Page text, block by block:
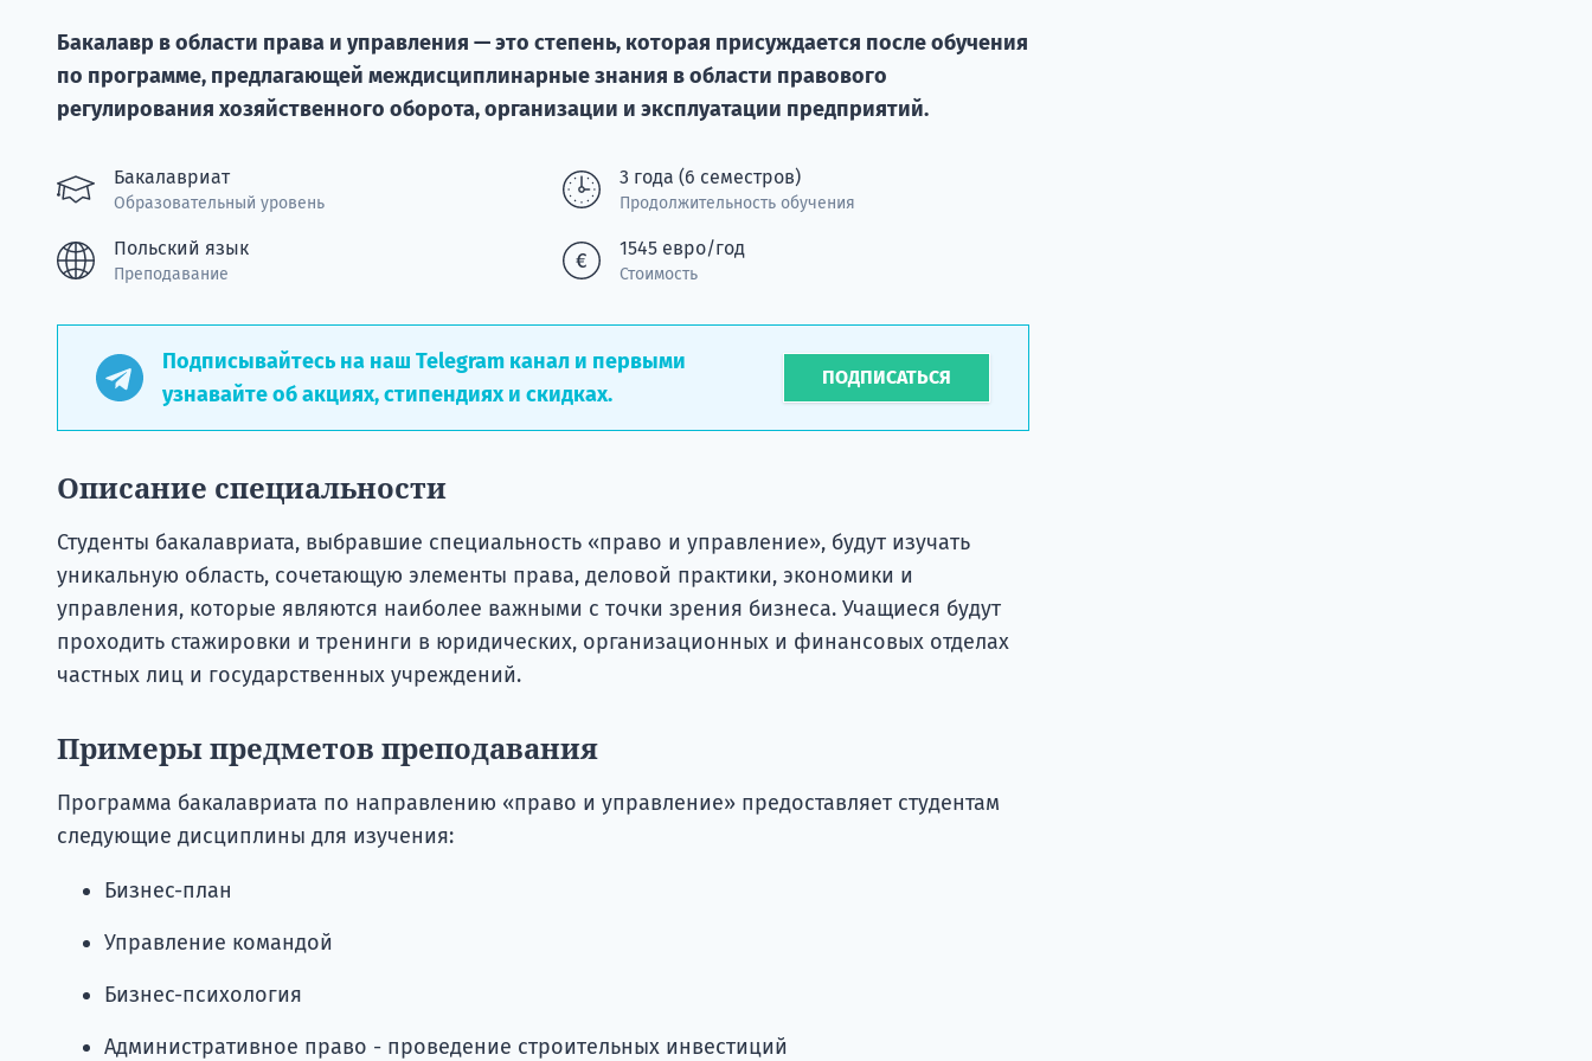
Бакалавр в области права и управления — это степень, которая присуждается после обучения
по программе, предлагающей междисциплинарные знания в области правового
регулирования хозяйственного оборота, организации и эксплуатации предприятий.
Бакалавриат
Образовательный уровень
3 года (6 семестров)
Продолжительность обучения
Польский язык
Преподавание
1545 евро/год
Стоимость
Подписывайтесь на наш Telegram канал и первыми
узнавайте об акциях, стипендиях и скидках.
ПОДПИСАТЬСЯ
Описание специальности
Студенты бакалавриата, выбравшие специальность «право и управление», будут изучать
уникальную область, сочетающую элементы права, деловой практики, экономики и
управления, которые являются наиболее важными с точки зрения бизнеса. Учащиеся будут
проходить стажировки и тренинги в юридических, организационных и финансовых отделах
частных лиц и государственных учреждений.
Примеры предметов преподавания
Программа бакалавриата по направлению «право и управление» предоставляет студентам
следующие дисциплины для изучения:
Бизнес-план
Управление командой
Бизнес-психология
Административное право - проведение строительных инвестиций